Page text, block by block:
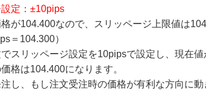
定：±10pips
格が104.400なので、スリッページ上限値は
＝104.300）
スリッページ設定を10pipsで設定し、現在
格は104.400になります。
し、もし注文受注時の価格が有利な方向に